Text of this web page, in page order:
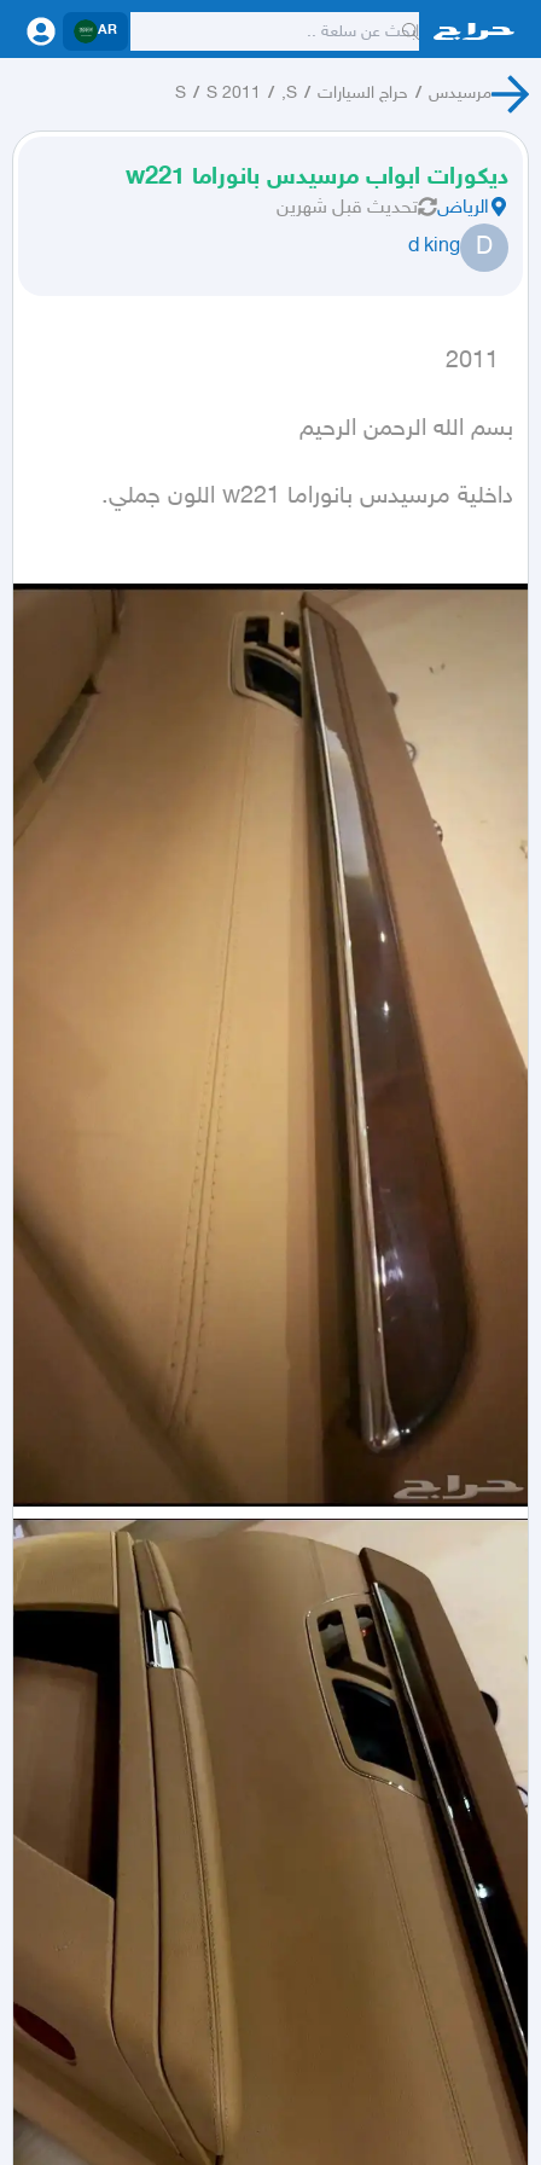
AR
مرسيدس / حراج السيارات /
S,
/
S 2011
/
S
ديكورات ابواب مرسيدس بانوراما w221
الرياض تحديث قبل شهرين
D
d king
داخلية مرسيدس بانوراما w221 اللون جملي.